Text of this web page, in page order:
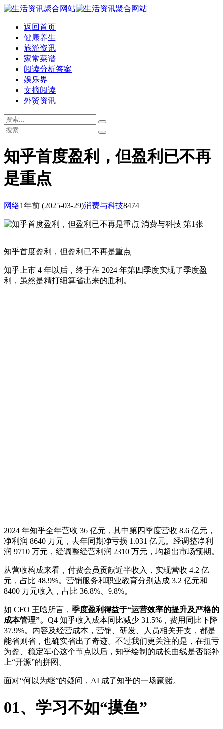
返回首页
健康养生
旅游资讯
家常菜谱
阅读分析答案
娱乐界
文摘阅读
外贸资讯
知乎首度盈利，但盈利已不再
是重点
网络1年前 (2025-03-29)消费与科技8474
知乎首度盈利，但盈利已不再是重点
知乎上市 4 年以后，终于在 2024 年第四季度实现了季度盈
利，虽然是精打细算省出来的胜利。
2024 年知乎全年营收 36 亿元，其中第四季度营收 8.6 亿元，
净利润 8640 万元，去年同期净亏损 1.031 亿元。经调整净利
润 9710 万元，经调整经营利润 2310 万元，均超出市场预期。
从营收构成来看，付费会员贡献近半收入，实现营收 4.2 亿
元，占比 48.9%。营销服务和职业教育分别达成 3.2 亿元和
8400 万元收入，占比 36.8%、9.8%。
如 CFO 王晗所言， 季度盈利得益于“运营效率的提升及严格的
成本管理”。 Q4 知乎收入成本同比减少 31.5%，费用同比下降
37.9%。内容及经营成本，营销、研发、人员相关开支，都是
能省则省，也确实省出了奇迹。不过我们更关注的是，在扭亏
为盈、稳定军心这个节点以后，知乎绘制的成长曲线是否能补
上“开源”的拼图。
面对“何以为继”的疑问，AI 成了知乎的一场豪赌。
01、学习不如“摸鱼”